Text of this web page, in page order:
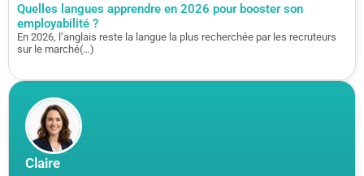
Claire
Quelles langues apprendre en 2026 pour booster son
employabilité ?
En 2026, l’anglais reste la langue la plus recherchée par les recruteurs
sur le marché(…)